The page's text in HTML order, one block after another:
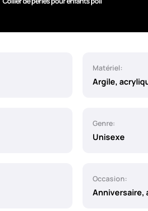
Matériel:
Argile,
Genre:
Unisexe
Occasion:
Anniversaire,